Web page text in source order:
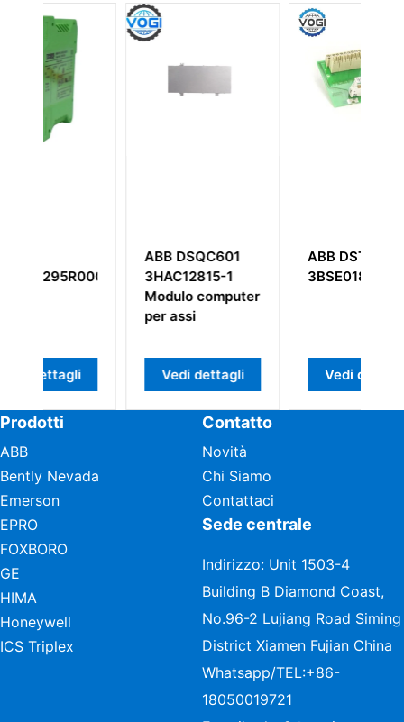
ABB DSQC601
3HAC12815-1
Modulo computer
Vedi dettagli
ABB DSTA 156B
3BSE018310R1
Vedi dettagli
Prodotti
ABB
Bently Nevada
Emerson
EPRO
FOXBORO
GE
HIMA
Honeywell
ICS Triplex
Contatto
Novità
Chi Siamo
Contattaci
Sede centrale
Indirizzo: Unit 1503-4
Building B Diamond Coast,
No.96-2 Lujiang Road Siming
District Xiamen Fujian China
Whatsapp/TEL:+86-
18050019721